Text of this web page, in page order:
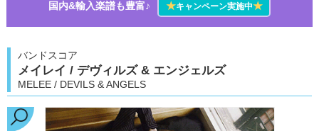
国内&輸入楽譜も豊富♪
★キャンペーン実施中★
バンドスコア
メイレイ / デヴィルズ & エンジェルズ
MELEE / DEVILS & ANGELS